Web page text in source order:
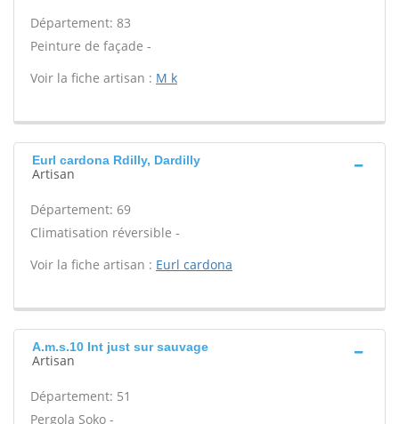
Département: 83
Peinture de façade -
Voir la fiche artisan : M k
Eurl cardona Rdilly, Dardilly
Artisan
Département: 69
Climatisation réversible -
Voir la fiche artisan : Eurl cardona
A.m.s.10 Int just sur sauvage
Artisan
Département: 51
Pergola Soko -